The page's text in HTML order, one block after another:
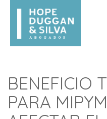
BENEFICIO
PARA